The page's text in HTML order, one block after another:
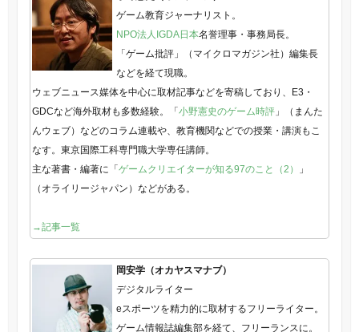
ゲーム教育ジャーナリスト。
NPO法人IGDA日本名誉理事・事務局長。
「ゲーム批評」（マイクロマガジン社）編集長
などを経て現職。
ウェブニュース媒体を中心に取材記事などを寄稿しており、E3・
GDCなど海外取材も多数経験。「小野憲史のゲーム時評」（まんた
んウェブ）などのコラム連載や、教育機関などでの授業・講演もこ
なす。東京国際工科専門職大学専任講師。
主な著書・編著に「ゲームクリエイターが知る97のこと（2）
」
（オライリージャパン）などがある。
→記事一覧
岡安学（オカヤスマナブ）
デジタルライター
eスポーツを精力的に取材するフリーライター。
ゲーム情報誌編集部を経て、フリーランスに。